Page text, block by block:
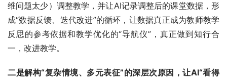
维问题太少）调整教学，并让AI记录调整后的课堂数据，形
成“数据反馈、迭代改进”的循环，让数据真正成为教师教学
反思的参考依据和教学优化的“导航仪”，真正做到知行合
一，改进教学。
二是解构“复杂情境、多元表征”的深层次原因，让AI“看得